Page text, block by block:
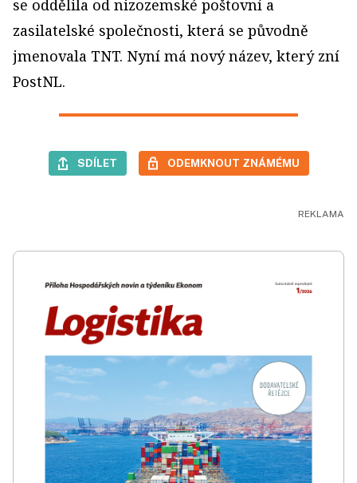
se oddělila od nizozemské poštovní a
zasilatelské společnosti, která se původně
jmenovala TNT. Nyní má nový název, který zní
PostNL.
SDÍLET ODEMKNOUT ZNÁMÉMU